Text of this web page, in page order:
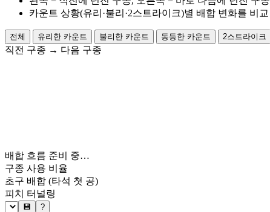
카운트 상황(유리·불리·2스트라이크)별 배합 변화를 비교
전체 유리한 카운트 불리한 카운트 동등한 카운트 2스트라이크
직전 구종 → 다음 구종
배합 흐름 준비 중…
구종 사용 비율
초구 배합 (타석 첫 공)
피치 터널링
💾 ?